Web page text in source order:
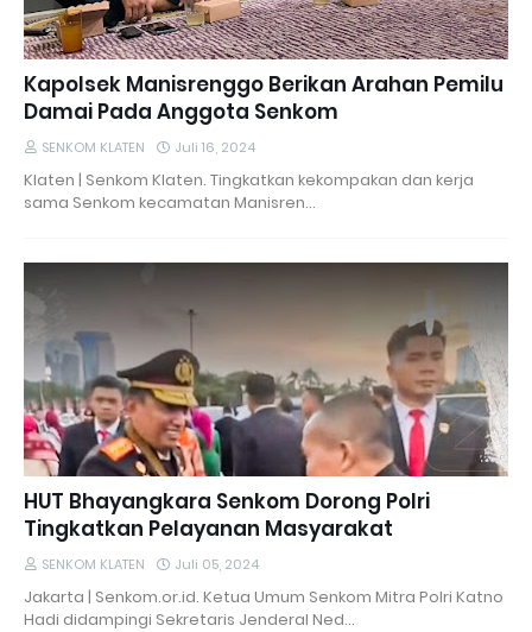
Kapolsek Manisrenggo Berikan Arahan Pemilu
Damai Pada Anggota Senkom
SENKOM KLATEN Juli 16, 2024
Klaten | Senkom Klaten. Tingkatkan kekompakan dan kerja
sama Senkom kecamatan Manisren…
HUT Bhayangkara Senkom Dorong Polri
Tingkatkan Pelayanan Masyarakat
SENKOM KLATEN Juli 05, 2024
Jakarta | Senkom.or.id. Ketua Umum Senkom Mitra Polri Katno
Hadi didampingi Sekretaris Jenderal Ned…